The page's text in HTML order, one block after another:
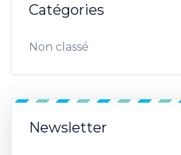
Catégories
Non classé
Newsletter